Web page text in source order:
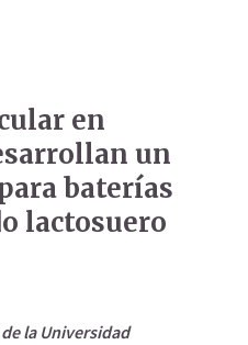
en
un
baterías
lactosuero
la Universidad